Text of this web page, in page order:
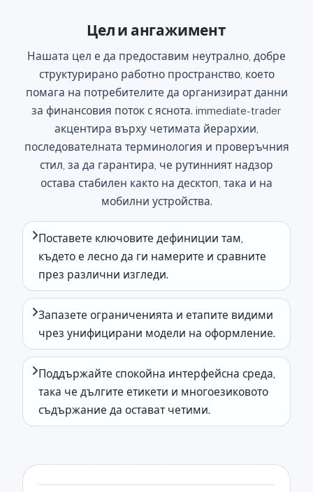
Цел и ангажимент
Нашата цел е да предоставим неутрално, добре
структурирано работно пространство, което
помага на потребителите да организират данни
за финансовия поток с яснота. immediate-trader
акцентира върху четимата йерархии,
последователната терминология и проверъчния
стил, за да гарантира, че рутинният надзор
остава стабилен както на десктоп, така и на
мобилни устройства.
Поставете ключовите дефиниции там,
където е лесно да ги намерите и сравните
през различни изгледи.
Запазете ограниченията и етапите видими
чрез унифицирани модели на оформление.
Поддържайте спокойна интерфейсна среда,
така че дългите етикети и многоезиковото
съдържание да остават четими.